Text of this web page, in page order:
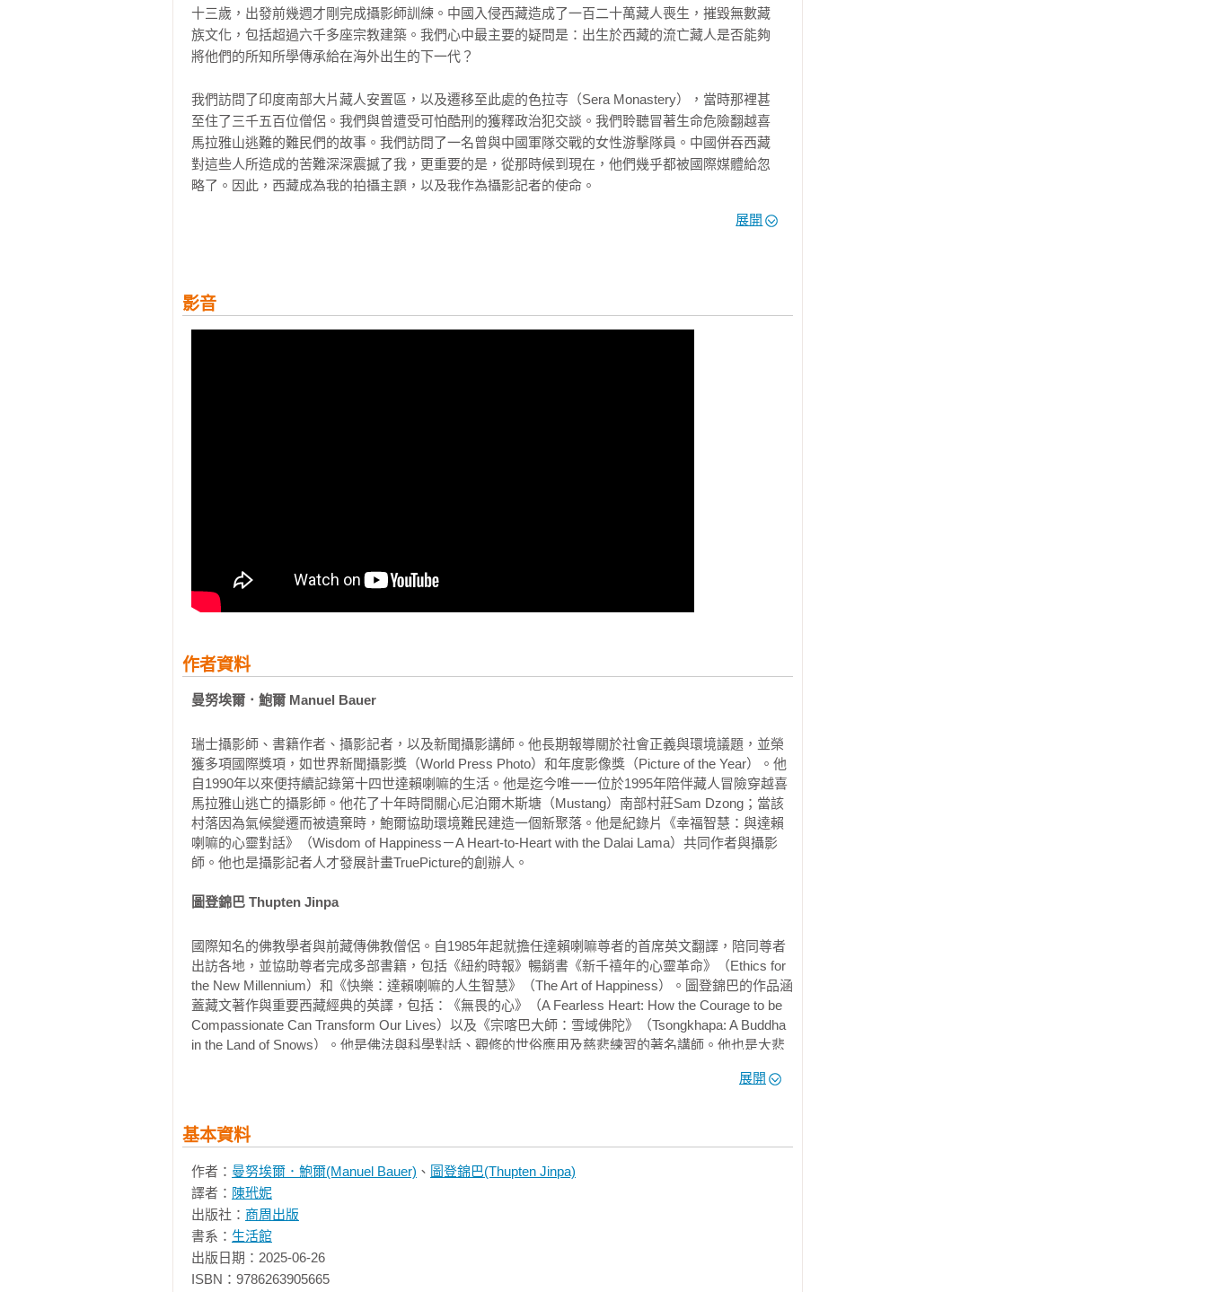
十三歲，出發前幾週才剛完成攝影師訓練。中國入侵西藏造成了一百二十萬藏人喪生，摧毀無數藏
族文化，包括超過六千多座宗教建築。我們心中最主要的疑問是：出生於西藏的流亡藏人是否能夠
將他們的所知所學傳承給在海外出生的下一代？
我們訪問了印度南部大片藏人安置區，以及遷移至此處的色拉寺（Sera Monastery），當時那裡甚
至住了三千五百位僧侶。我們與曾遭受可怕酷刑的獲釋政治犯交談。我們聆聽冒著生命危險翻越喜
馬拉雅山逃難的難民們的故事。我們訪問了一名曾與中國軍隊交戰的女性游擊隊員。中國併吞西藏
對這些人所造成的苦難深深震撼了我，更重要的是，從那時候到現在，他們幾乎都被國際媒體給忽
略了。因此，西藏成為我的拍攝主題，以及我作為攝影記者的使命。
在印度德拉敦（Dehradun），我們製作人物攝影，記錄工匠大師將他們的技藝傳承給年輕學徒。我
這趟旅程最令人難忘的時刻之一，是前往被稱為上達蘭薩拉的小山城麥羅肯吉（McLeod Ganj），這
靜。人們很遺憾無法聽到達賴喇嘛的演說。
警方保安人員護送達賴喇嘛與大學校長走向緊急出口，我們其他人必須自己設法安全離開。於是我
然被鎖上了！工作人員焦急地上上下下，透過對講機尋找鑰匙。情況的不確定性讓我們每個人都很
緊張，情緒一觸即發。而此時達賴喇嘛已經被帶進一間辦公室，他坐在一張辦公椅上，開心地旋轉
起來。他好奇地拉開抽屜，想看看教職員藏了什麼寶貝在裡頭。我開玩笑地對他說，這一切對他而
小鳥！」他笑著說，然後從椅子上站起來，開始在房間裡跳來跳去，像鳥兒展翅一樣上下揮動雙
臂。
突然間，通往地下停車場的緊急出口打開了，一切發生得非常快速：警方匆匆地將達賴喇嘛送上一
輛大車子──他離開了，留下我們還待在冰冷的地下室裡。
到很失望，但等到這股情緒過後，我才真的理解這個事件的意義重大。一個隨時可能面臨生命危險
最先問自己的問題—也驅使我透過更多視角去探索。
或許你會認為，長時間拍攝同一個人，會變成一種例行公事。然而，達賴喇嘛有一種超凡的能力，
能夠持續帶給我們一次又一次的驚喜與感動。他的紀律、他的知識見聞、他的同胞情誼、他的溫
暖，始終源源不絕。因此多年來，我對他的敬意只有愈來愈深。
展開
影音
作者資料
曼努埃爾．鮑爾 Manuel Bauer
瑞士攝影師、書籍作者、攝影記者，以及新聞攝影講師。他長期報導關於社會正義與環境議題，並榮
獲多項國際獎項，如世界新聞攝影獎（World Press Photo）和年度影像獎（Picture of the Year）。他
自1990年以來便持續記錄第十四世達賴喇嘛的生活。他是迄今唯一一位於1995年陪伴藏人冒險穿越喜
馬拉雅山逃亡的攝影師。他花了十年時間關心尼泊爾木斯塘（Mustang）南部村莊Sam Dzong；當該
村落因為氣候變遷而被遺棄時，鮑爾協助環境難民建造一個新聚落。他是紀錄片《幸福智慧：與達賴
喇嘛的心靈對話》（Wisdom of Happiness－A Heart-to-Heart with the Dalai Lama）共同作者與攝影
師。他也是攝影記者人才發展計畫TruePicture的創辦人。
圖登錦巴 Thupten Jinpa
國際知名的佛教學者與前藏傳佛教僧侶。自1985年起就擔任達賴喇嘛尊者的首席英文翻譯，陪同尊者
出訪各地，並協助尊者完成多部書籍，包括《紐約時報》暢銷書《新千禧年的心靈革命》（Ethics for
the New Millennium）和《快樂：達賴喇嘛的人生智慧》（The Art of Happiness）。圖登錦巴的作品涵
蓋藏文著作與重要西藏經典的英譯，包括：《無畏的心》（A Fearless Heart: How the Courage to be
Compassionate Can Transform Our Lives）以及《宗喀巴大師：雪域佛陀》（Tsongkhapa: A Buddha
in the Land of Snows）。他是佛法與科學對話、觀修的世俗應用及慈悲練習的著名講師。他也是大悲
展開
基本資料
作者： 曼努埃爾．鮑爾(Manuel Bauer) 、 圖登錦巴(Thupten Jinpa)
譯者： 陳玳妮
出版社： 商周出版
書系： 生活館
出版日期：2025-06-26
ISBN：9786263905665